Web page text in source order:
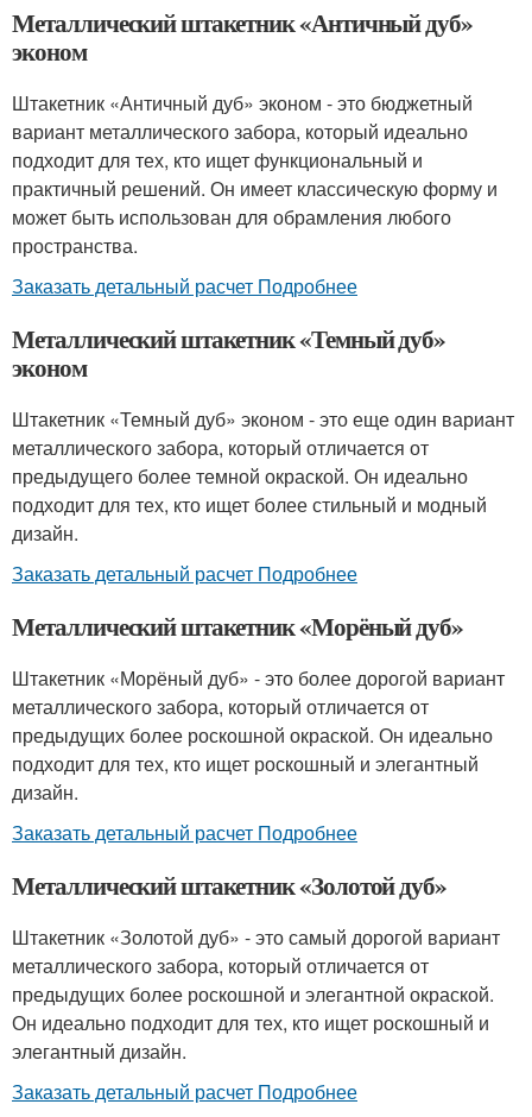
Металлический штакетник «Античный дуб»
эконом
Штакетник «Античный дуб» эконом - это бюджетный
вариант металлического забора, который идеально
подходит для тех, кто ищет функциональный и
практичный решений. Он имеет классическую форму и
может быть использован для обрамления любого
пространства.
Заказать детальный расчет Подробнее
Металлический штакетник «Темный дуб»
эконом
Штакетник «Темный дуб» эконом - это еще один вариант
металлического забора, который отличается от
предыдущего более темной окраской. Он идеально
подходит для тех, кто ищет более стильный и модный
дизайн.
Заказать детальный расчет Подробнее
Металлический штакетник «Морёный дуб»
Штакетник «Морёный дуб» - это более дорогой вариант
металлического забора, который отличается от
предыдущих более роскошной окраской. Он идеально
подходит для тех, кто ищет роскошный и элегантный
дизайн.
Заказать детальный расчет Подробнее
Металлический штакетник «Золотой дуб»
Штакетник «Золотой дуб» - это самый дорогой вариант
металлического забора, который отличается от
предыдущих более роскошной и элегантной окраской.
Он идеально подходит для тех, кто ищет роскошный и
элегантный дизайн.
Заказать детальный расчет Подробнее